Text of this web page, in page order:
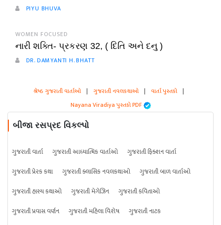
PIYU BHUVA
WOMEN FOCUSED
નારી શક્તિ- પ્રકરણ 32, ( દિતિ અને દનુ )
DR. DAMYANTI H. BHATT
શ્રેષ્ઠ ગુજરાતી વાર્તાઓ | ગુજરાતી નવલકથાઓ | વાર્તા પુસ્તકો |
Nayana Viradiya પુસ્તકો PDF
બીજા રસપ્રદ વિકલ્પો
ગુજરાતી વાર્તા ગુજરાતી આધ્યાત્મિક વાર્તાઓ
ગુજરાતી ફિક્શન વાર્તા
ગુજરાતી પ્રેરક કથા
ગુજરાતી ક્લાસિક નવલકથાઓ
ગુજરાતી બાળ વાર્તાઓ
ગુજરાતી હાસ્ય કથાઓ
ગુજરાતી મેગેઝિન
ગુજરાતી કવિતાઓ
ગુજરાતી પ્રવાસ વર્ણન
ગુજરાતી મહિલા વિશેષ
ગુજરાતી નાટક